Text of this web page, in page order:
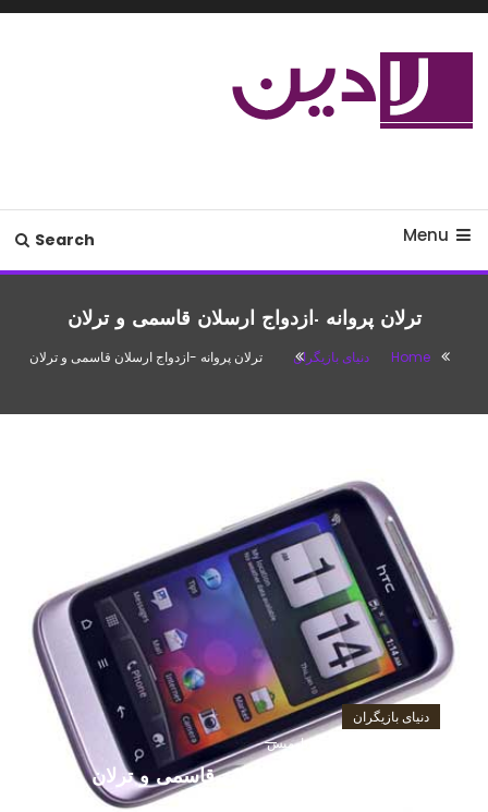
Skip
Menu
Search
ترلان پروانه -ازدواج ارسلان قاسمی و ترلان
Home دنیای بازیگران ترلان پروانه -ازدواج ارسلان قاسمی و ترلان
دنیای بازیگران
پارمیس
ترلان پروانه -ازدواج ارسلان قاسمی و ترلان